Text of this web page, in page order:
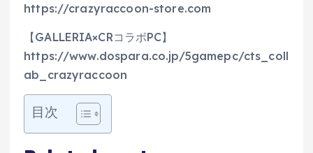
https://crazyraccoon-store.com
【GALLERIA×CRコラボPC】
https://www.dospara.co.jp/5gamepc/cts_coll
ab_crazyraccoon
目次